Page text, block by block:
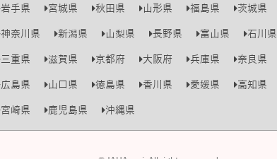
岩手県 宮城県 秋田県 山形県 福島県 茨城県
神奈川県 新潟県 山梨県 長野県 富山県 石川県
三重県 滋賀県 京都府 大阪府 兵庫県 奈良県
広島県 山口県 徳島県 香川県 愛媛県 高知県
宮崎県 鹿児島県 沖縄県